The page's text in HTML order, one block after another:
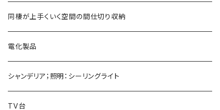
同棲が上手くいく空間の間仕切り収納
電化製品
シャンデリア；照明：シーリングライト
TV台